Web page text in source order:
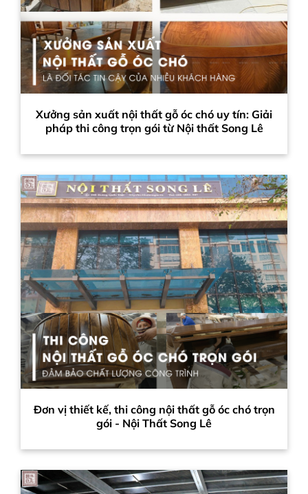
Xưởng sản xuất nội thất gỗ óc chó uy tín: Giải
pháp thi công trọn gói từ Nội thất Song Lê
Đơn vị thiết kế, thi công nội thất gỗ óc chó trọn
gói - Nội Thất Song Lê